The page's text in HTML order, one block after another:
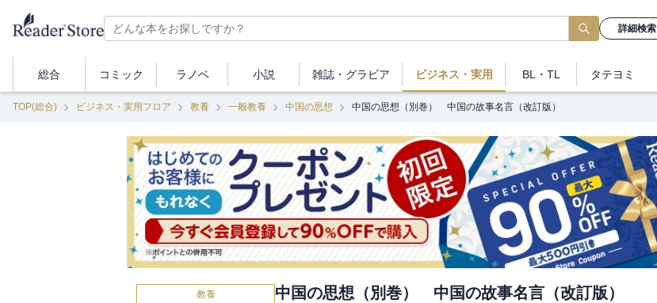
詳細検索
総合 コミック ラノベ 小説 雑誌・ グラビア ビジネス ・実用 BL・TL タテヨミ
TOP(総合) ビジネス・実用フロア 教養 一般教養 中国の思想 中国の思想（別巻） 中国の故事名言（改訂版）
教養 中国の思想（別巻） 中国の故事名言（改訂版）